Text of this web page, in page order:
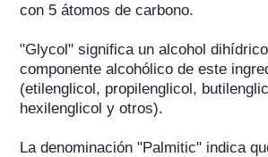
con 5 átomos de carbono.
"Glycol" significa un alcohol
componente alcohólico de este
(etilenglicol, propilenglicol,
hexilenglicol y otros).
La denominación "Palmitic" indica